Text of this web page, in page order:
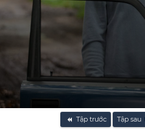
Tập trước Tập sau